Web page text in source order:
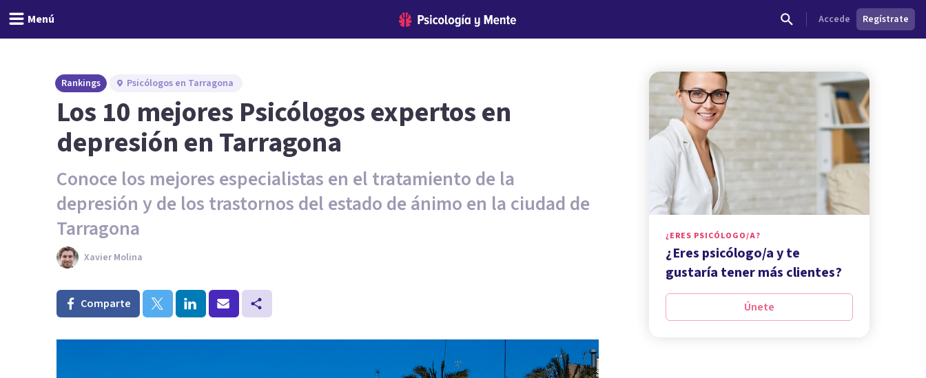
Menú Accede Regístrate
Rankings Psicólogos en Tarragona
Los 10 mejores Psicólogos expertos en
depresión en Tarragona
Conoce los mejores especialistas en el tratamiento de la
depresión y de los trastornos del estado de ánimo en la ciudad de
Tarragona
Xavier Molina
Comparte
¿ERES PSICÓLOGO/A?
¿Eres psicólogo/a y te
gustaría tener más clientes?
Únete